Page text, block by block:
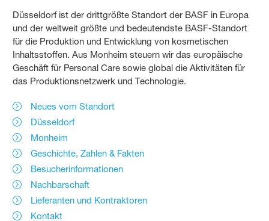
Düsseldorf ist der drittgrößte Standort der BASF in Europa
und der weltweit größte und bedeutendste BASF-Standort
für die Produktion und Entwicklung von kosmetischen
Inhaltsstoffen. Aus Monheim steuern wir das europäische
Geschäft für Personal Care sowie global die Aktivitäten für
das Produktionsnetzwerk und Technologie.
Neues vom Standort
Düsseldorf
Monheim
Geschichte, Zahlen & Fakten
Besucherinformationen
Nachbarschaft
Lieferanten und Kontraktoren
Kontakt